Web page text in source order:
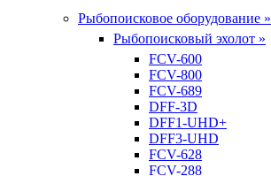
Рыбопоисковое оборудование »
Рыбопоисковый эхолот »
FCV-600
FCV-800
FCV-689
DFF-3D
DFF1-UHD+
DFF3-UHD
FCV-628
FCV-288